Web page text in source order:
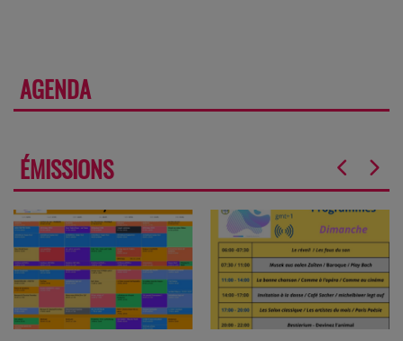
AGENDA
ÉMISSIONS